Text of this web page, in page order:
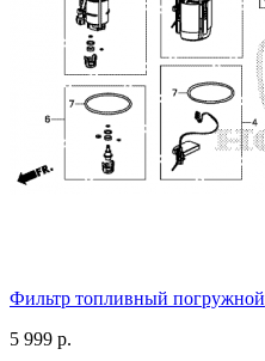
Фильтр топливный погружной
5 999 р.